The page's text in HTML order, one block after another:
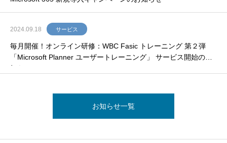
2024.09.18 サービス
毎月開催！オンライン研修：WBC Fasic トレーニング 第２弾
「Microsoft Planner ユーザートレーニング」 サービス開始のお
知らせ
お知らせ一覧